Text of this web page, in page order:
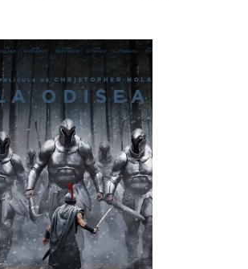
Release:
Genre:
Acción
cartelera
slider
Duration:
Language: